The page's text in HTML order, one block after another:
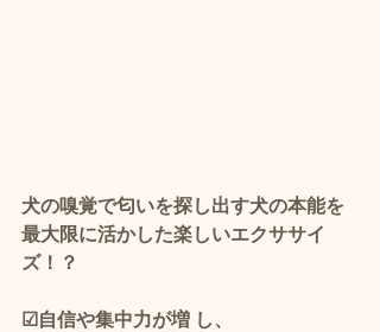
犬の嗅覚で匂いを探し出す犬の本能を
最大限に活かした楽しいエクササイ
ズ！？
☑自信や集中力が増 し、